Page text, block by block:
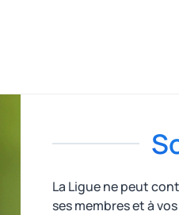
La Ligue ne peut
ses membres et à